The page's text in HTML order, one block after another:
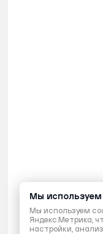
Мы
Мы используем
Яндекс.Метрика,
настройки,